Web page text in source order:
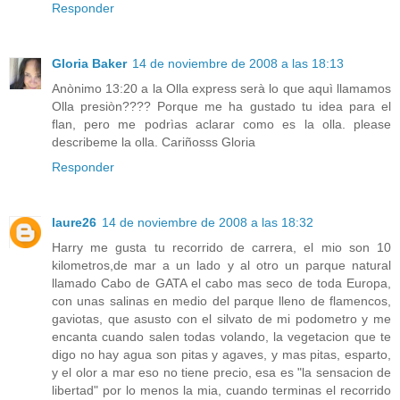
Responder
Gloria Baker 14 de noviembre de 2008 a las 18:13
Anònimo 13:20 a la Olla express serà lo que aquì llamamos
Olla presiòn???? Porque me ha gustado tu idea para el
flan, pero me podrìas aclarar como es la olla. please
describeme la olla. Cariñosss Gloria
Responder
laure26 14 de noviembre de 2008 a las 18:32
Harry me gusta tu recorrido de carrera, el mio son 10
kilometros,de mar a un lado y al otro un parque natural
llamado Cabo de GATA el cabo mas seco de toda Europa,
con unas salinas en medio del parque lleno de flamencos,
gaviotas, que asusto con el silvato de mi podometro y me
encanta cuando salen todas volando, la vegetacion que te
digo no hay agua son pitas y agaves, y mas pitas, esparto,
y el olor a mar eso no tiene precio, esa es "la sensacion de
libertad" por lo menos la mia, cuando terminas el recorrido